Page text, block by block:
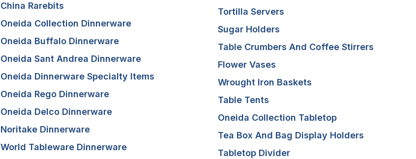
China Rarebits
Oneida Collection Dinnerware
Oneida Buffalo Dinnerware
Oneida Sant Andrea Dinnerware
Oneida Dinnerware Specialty Items
Oneida Rego Dinnerware
Oneida Delco Dinnerware
Noritake Dinnerware
World Tableware Dinnerware
Tortilla Servers
Sugar Holders
Table Crumbers And Coffee Stirrers
Flower Vases
Wrought Iron Baskets
Table Tents
Oneida Collection Tabletop
Tea Box And Bag Display Holders
Tabletop Divider